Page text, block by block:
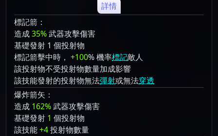
詳情
標記箭：
造成35%武器攻擊傷害
基礎發射 1 個投射物
標記箭擊中時， +100% 機率標記敵人
該投射物不受投射物數量加成影響
該技能發射的投射物無法彈射或無法穿透
爆炸箭矢：
造成 162%武器攻擊傷害
基礎發射 1 個投射物
該技能+4投射物數量